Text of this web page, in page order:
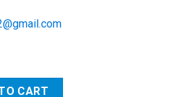
– Cho máy HP Color M552dn/
CART